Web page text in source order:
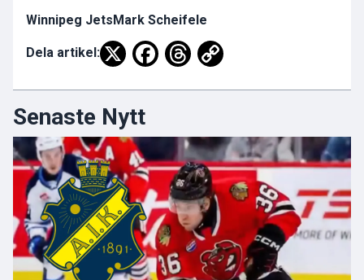
Winnipeg Jets Mark Scheifele
Dela artikel:
Senaste Nytt